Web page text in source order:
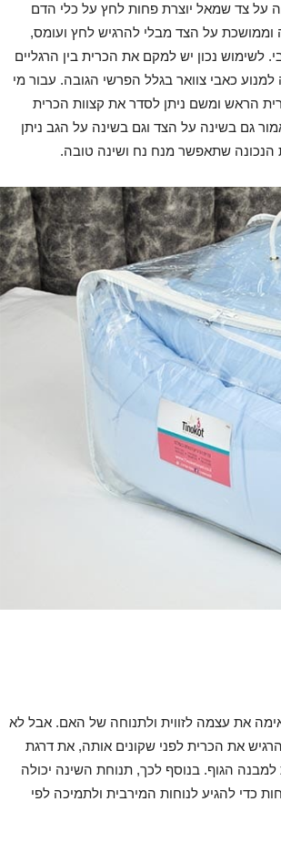
על צד שמאל יוצרת פחות לחץ על כלי הדם
וממושכת על הצד מבלי להרגיש לחץ ועומס,
לשימוש נכון יש למקם את הכרית בין הרגליים
כאבי צוואר בגלל הפרשי הגובה. עבור מי
הראש ומשם ניתן לסדר את קצוות הכרית
גם בשינה על הצד וגם בשינה על הגב ניתן
הנכונה שתאפשר מנח נח ושינה טובה.
את עצמה לזווית ולתנוחה של האם. אבל לא
את הכרית לפני שקונים אותה, את דרגת
הגוף. בנוסף לכך, תנוחת השינה יכולה
כדי להגיע לנוחות המירבית ולתמיכה לפי